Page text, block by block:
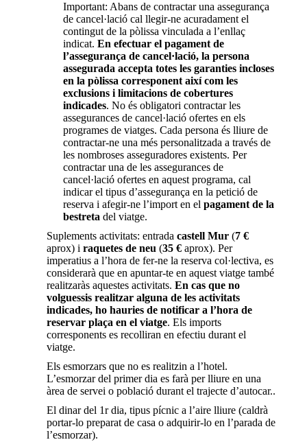
Important: Abans de contractar una assegurança
de cancel·lació cal llegir-ne acuradament el
contingut de la pòlissa vinculada a l’enllaç
indicat. En efectuar el pagament de
l’assegurança de cancel·lació, la persona
assegurada accepta totes les garanties incloses
en la pòlissa corresponent així com les
exclusions i limitacions de cobertures
indicades. No és obligatori contractar les
assegurances de cancel·lació ofertes en els
programes de viatges. Cada persona és lliure de
contractar-ne una més personalitzada a través de
les nombroses asseguradores existents. Per
contractar una de les assegurances de
cancel·lació ofertes en aquest programa, cal
indicar el tipus d’assegurança en la petició de
reserva i afegir-ne l’import en el pagament de la
bestreta del viatge.
Suplements activitats: entrada castell Mur (7 €
aprox) i raquetes de neu (35 € aprox). Per
imperatius a l’hora de fer-ne la reserva col·lectiva, es
considerarà que en apuntar-te en aquest viatge també
realitzaràs aquestes activitats. En cas que no
volguessis realitzar alguna de les activitats
indicades, ho hauries de notificar a l’hora de
reservar plaça en el viatge. Els imports
corresponents es recolliran en efectiu durant el
viatge.
Els esmorzars que no es realitzin a l’hotel.
L’esmorzar del primer dia es farà per lliure en una
àrea de servei o població durant el trajecte d’autocar..
El dinar del 1r dia, tipus pícnic a l’aire lliure (caldrà
portar-lo preparat de casa o adquirir-lo en l’parada de
l’esmorzar).